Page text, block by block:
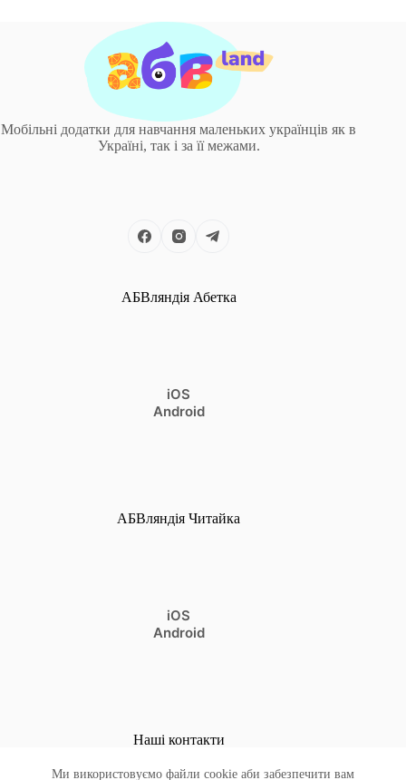
Ми використовуємо файли cookie аби забезпечити вам
Мобільні додатки для навчання маленьких українців як в
Україні, так і за її межами.
АБВляндія Абетка
iOS
Android
АБВляндія Читайка
iOS
Android
Наші контакти
Бажаєте поділитись коментарями, компліментами, чи